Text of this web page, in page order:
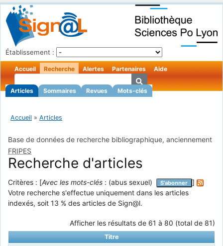
Établissement :
Accueil Recherche
Articles Sommaires Revues Mots-clés
Alertes Partenaires Aide
Accueil » Articles
Base de données de recherche bibliographique, anciennement
FRIPES
Recherche d'articles
Critères : [Avec les mots-clés : (abus sexuel) S'abonner
]
Votre recherche s'effectue uniquement dans les articles
indexés, soit 13 % des articles de Sign@l.
Afficher les résultats de 61 à 80 (total de 81)
Titre